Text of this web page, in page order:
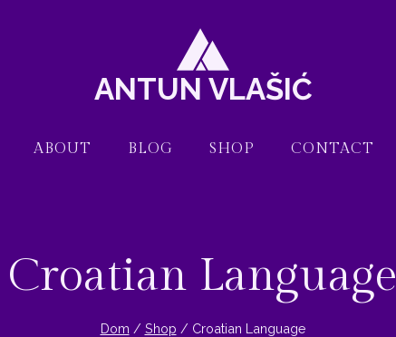
ANTUN VLAŠIĆ
ABOUT BLOG SHOP CONTACT
Croatian Language
Dom / Shop / Croatian Language